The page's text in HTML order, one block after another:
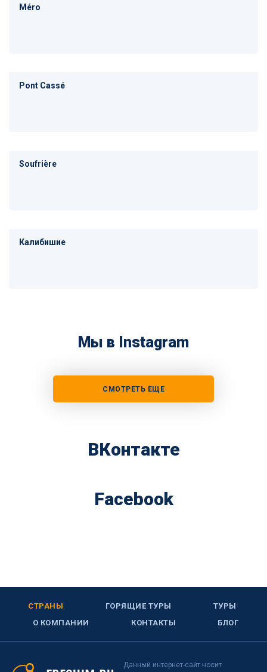
Méro
Pont Cassé
Soufrière
Калибишие
Мы в Instagram
СМОТРЕТЬ ЕЩЕ
ВКонтакте
Facebook
СТРАНЫ ГОРЯЩИЕ ТУРЫ
ТУРЫ
О КОМПАНИИ
КОНТАКТЫ БЛОГ
Данный интернет-сайт носит